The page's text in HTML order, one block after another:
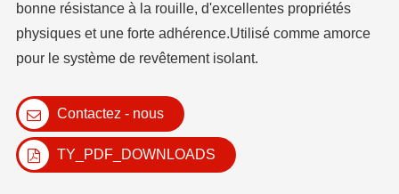
bonne résistance à la rouille, d'excellentes propriétés
physiques et une forte adhérence.Utilisé comme amorce
pour le système de revêtement isolant.
Contactez - nous
TY_PDF_DOWNLOADS